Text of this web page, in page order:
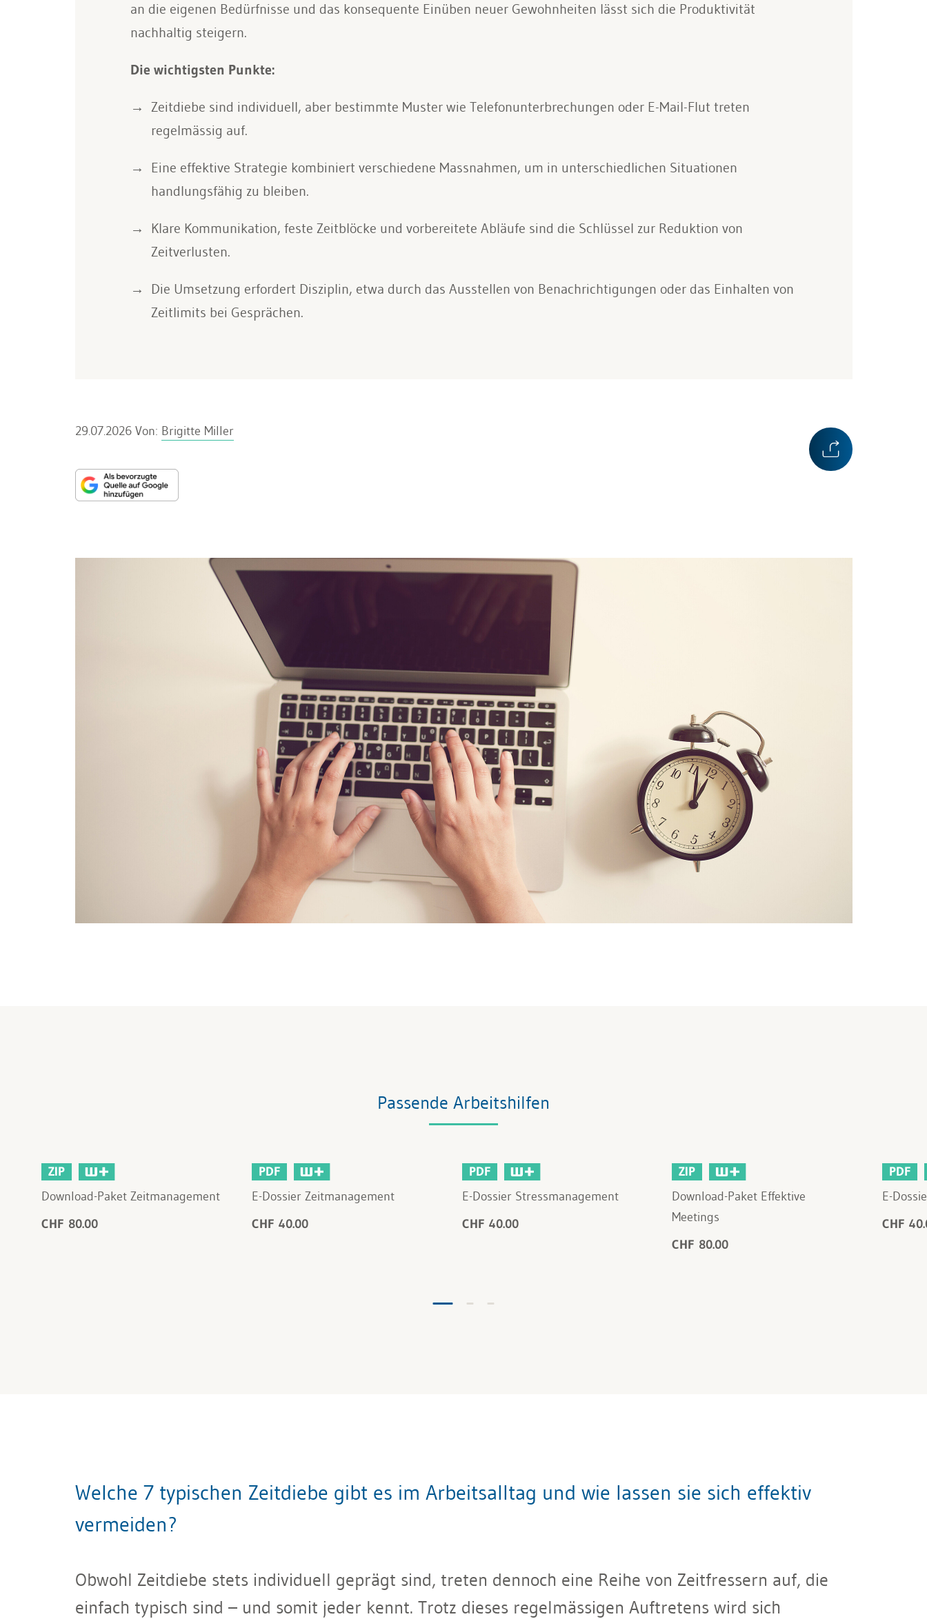
an die eigenen Bedürfnisse und das konsequente Einüben neuer Gewohnheiten lässt sich die Produktivität
nachhaltig steigern.
Die wichtigsten Punkte:
Zeitdiebe sind individuell, aber bestimmte Muster wie Telefonunterbrechungen oder E-Mail-Flut treten
regelmässig auf.
Eine effektive Strategie kombiniert verschiedene Massnahmen, um in unterschiedlichen Situationen
handlungsfähig zu bleiben.
Klare Kommunikation, feste Zeitblöcke und vorbereitete Abläufe sind die Schlüssel zur Reduktion von
Zeitverlusten.
Die Umsetzung erfordert Disziplin, etwa durch das Ausstellen von Benachrichtigungen oder das Einhalten von
Zeitlimits bei Gesprächen.
29.07.2026 Von: Brigitte Miller
Passende Arbeitshilfen
ZIP
Download-Paket Zeitmanagement
CHF 80.00
PDF
E-Dossier Zeitmanagement
CHF 40.00
PDF
E-Dossier Stressmanagement
CHF 40.00
ZIP
Download-Paket Effektive
Meetings
CHF 80.00
PDF
E-
CHF
Welche 7 typischen Zeitdiebe gibt es im Arbeitsalltag und wie lassen sie sich effektiv
vermeiden?
Obwohl Zeitdiebe stets individuell geprägt sind, treten dennoch eine Reihe von Zeitfressern auf, die
einfach typisch sind – und somit jeder kennt. Trotz dieses regelmässigen Auftretens wird sich